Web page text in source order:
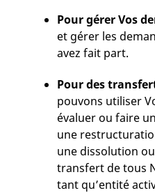
Pour gérer Vos
et gérer les
avez fait part.
Pour des
pouvons utiliser
évaluer ou faire
une
une dissolution
transfert de tous
tant qu’entité